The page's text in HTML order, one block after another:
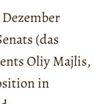
(das
Oliy Majlis,
in